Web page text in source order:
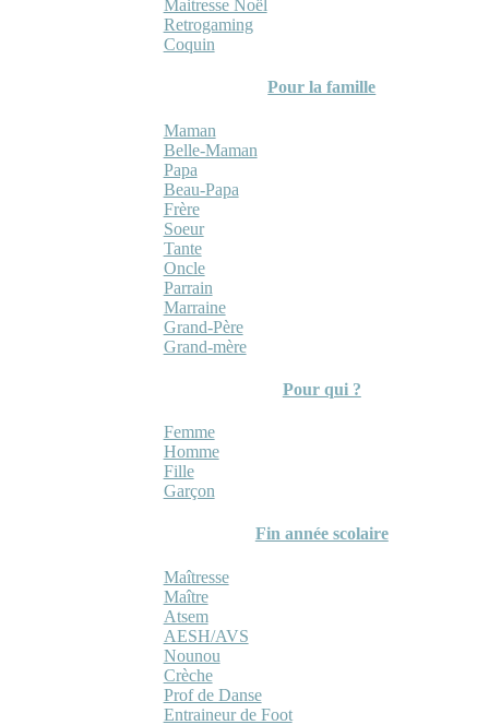
Maitresse Noël
Retrogaming
Coquin
Pour la famille
Maman
Belle-Maman
Papa
Beau-Papa
Frère
Soeur
Tante
Oncle
Parrain
Marraine
Grand-Père
Grand-mère
Pour qui ?
Femme
Homme
Fille
Garçon
Fin année scolaire
Maîtresse
Maître
Atsem
AESH/AVS
Nounou
Crèche
Prof de Danse
Entraineur de Foot